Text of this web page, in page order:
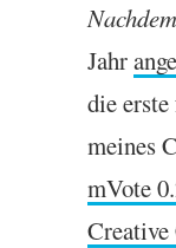
Jahr
die
meines
mVote